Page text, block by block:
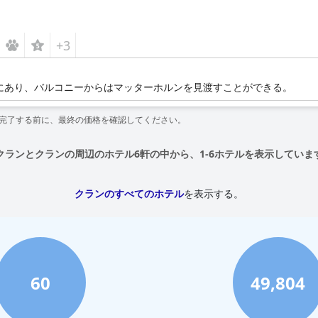
+3
り、バルコニーからはマッターホルンを見渡すことができる。
する前に、最終の価格を確認してください。
ランとクランの周辺のホテル6軒の中から、1-6ホテルを表示していま
クランのすべてのホテルを表示する。
60 49,804